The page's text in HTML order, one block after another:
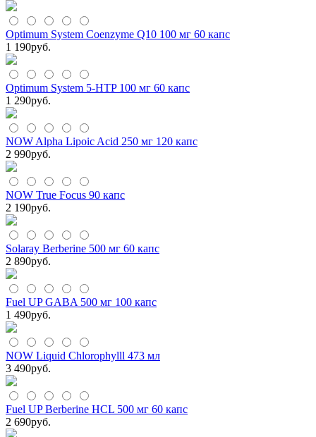
Optimum System Coenzyme Q10 100 мг 60 капс
1 190руб.
Optimum System 5-HTP 100 мг 60 капс
1 290руб.
NOW Alpha Lipoic Acid 250 мг 120 капс
2 990руб.
NOW True Focus 90 капс
2 190руб.
Solaray Berberine 500 мг 60 капс
2 890руб.
Fuel UP GABA 500 мг 100 капс
1 490руб.
NOW Liquid Chlorophylll 473 мл
3 490руб.
Fuel UP Berberine HCL 500 мг 60 капс
2 690руб.